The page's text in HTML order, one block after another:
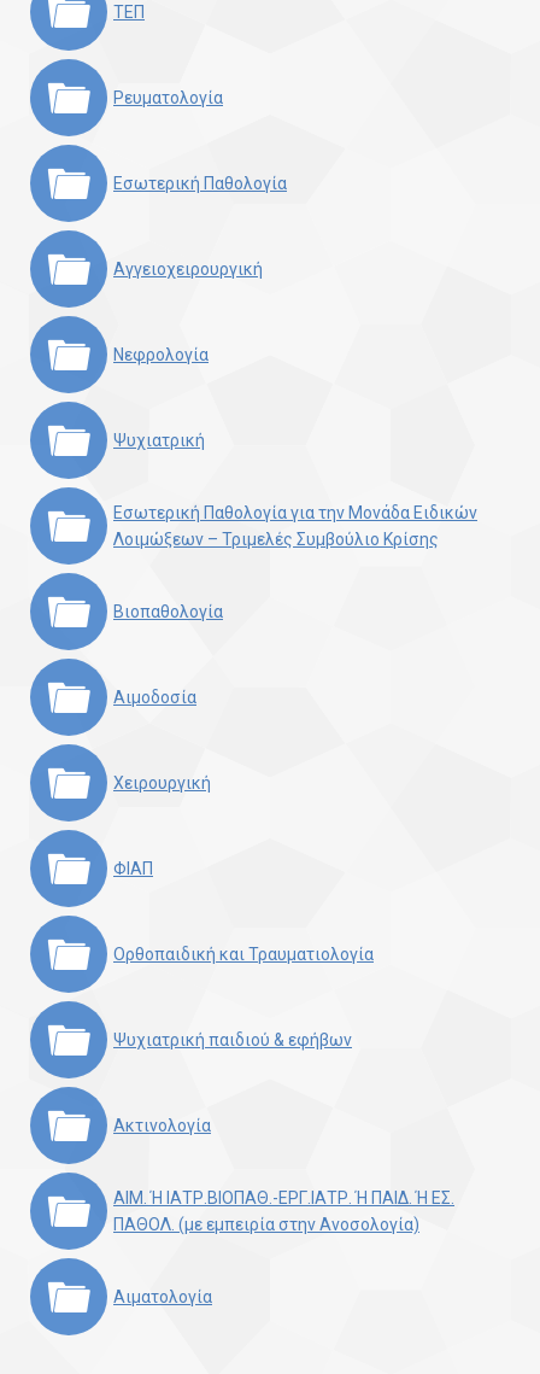
ΤΕΠ
Ρευματολογία
Εσωτερική Παθολογία
Αγγειοχειρουργική
Νεφρολογία
Ψυχιατρική
Εσωτερική Παθολογία για την Μονάδα Ειδικών
Λοιμώξεων – Τριμελές Συμβούλιο Κρίσης
Βιοπαθολογία
Αιμοδοσία
Χειρουργική
ΦΙΑΠ
Ορθοπαιδική και Τραυματιολογία
Ψυχιατρική παιδιού & εφήβων
Ακτινολογία
ΑΙΜ. Ή ΙΑΤΡ.ΒΙΟΠΑΘ.-ΕΡΓ.ΙΑΤΡ. Ή ΠΑΙΔ. Ή ΕΣ.
ΠΑΘΟΛ. (με εμπειρία στην Ανοσολογία)
Αιματολογία